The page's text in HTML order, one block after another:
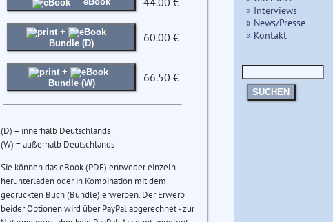
+
Bundle (D)
60.00 €
+
Bundle (W)
66.50 €
(D) = innerhalb Deutschlands
(W) = außerhalb Deutschlands
Sie können das eBook (PDF) entweder einzeln
herunterladen oder in Kombination mit dem
gedruckten Buch (Bundle) erwerben. Der Erwerb
beider Optionen wird über PayPal abgerechnet - zur
» Interviews
» News/Presse
» Kontakt
SUCHEN